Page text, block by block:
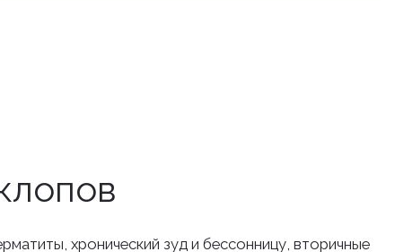
хронический зуд и бессонницу, вторичные